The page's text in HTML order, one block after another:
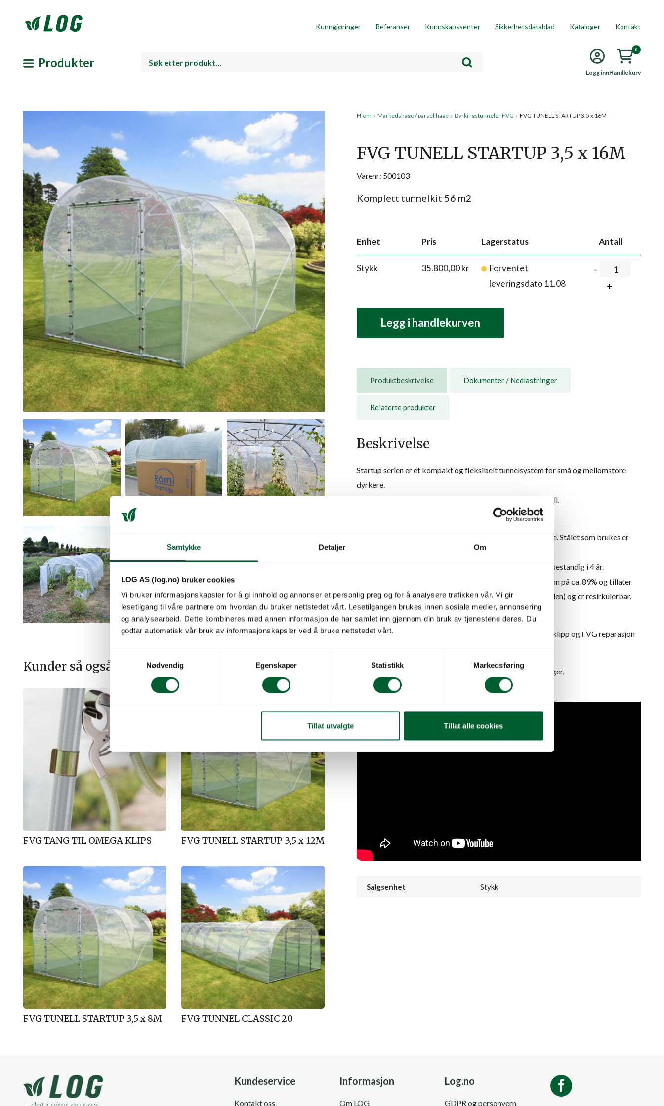
Samtykke Detaljer Om
LOG AS (log.no) bruker cookies
Vi bruker informasjonskapsler for å gi innhold og annonser et personlig preg og for å analysere trafikken vår. Vi gir
lesetilgang til våre partnere om hvordan du bruker nettstedet vårt. Lesetilgangen brukes innen sosiale medier, annonsering
og analysearbeid. Dette kombineres med annen informasjon de har samlet inn gjennom din bruk av tjenestene deres. Du
godtar automatisk vår bruk av informasjonskapsler ved å bruke nettstedet vårt.
a
e
v
g
Nødvendig Egenskaper Statistikk Markedsføring
Tillat utvalgte Tillat alle cookies
Kunngjøringer Referanser Kunnskapssenter Sikkerhetsdatablad Kataloger Kontakt
Produkter
Logg innHandlekurv
0
Kunder så også på
FVG TANG TIL OMEGA KLIPS FVG TUNELL STARTUP 3,5 x 12M
FVG TUNELL STARTUP 3,5 x 8M FVG TUNNEL CLASSIC 20
Hjem › Markedshage / parsellhage › Dyrkingstunneler FVG › FVG TUNELL STARTUP 3,5 x 16M
FVG TUNELL STARTUP 3,5 x 16M
Varenr: 500103
Komplett tunnelkit 56 m2
Enhet Pris Lagerstatus Antall
Stykk 35.800,00kr
Forventet
leveringsdato 11.08
Legg i handlekurven
Produktbeskrivelse Dokumenter / Nedlastninger
Relaterte produkter
Beskrivelse
Startup serien er et kompakt og fleksibelt tunnelsystem for små og mellomstore
dyrkere.
Startup serien har flere støttestag og er en mer robust tunell.
Dermed kan et drivhus opptil 56 m2 tunnel få plass i en eske. Stålet som brukes er
Plastfolien er av profesjonell kvalitet og er garantert UV– bestandig i 4 år.
Plastfolien er ekstremt tårefast, har en global lystransmisjon på ca. 89% og tillater
dermed en sunn plantevekst. Filmen er laget av PE (polythylen) og er resirkulerbar.
3,5m x 16m (56 m2) og har en høyde på 2,35m.
Følger med to dører à 1m x 2m, skyggenetting, ventilasjon klipp og FVG reparasjon
For større tuneller anbefaler vi Römi skreddersydde løsninger,
ta kontakt for tilbud!
Salgsenhet Stykk
Kundeservice
Kontakt oss
Informasjon
Om LOG
Log.no
GDPR og personvern